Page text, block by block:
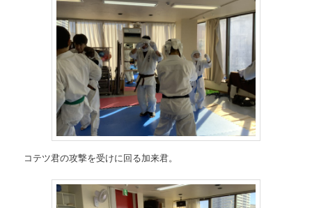
コテツ君の攻撃を受けに回る加来君。